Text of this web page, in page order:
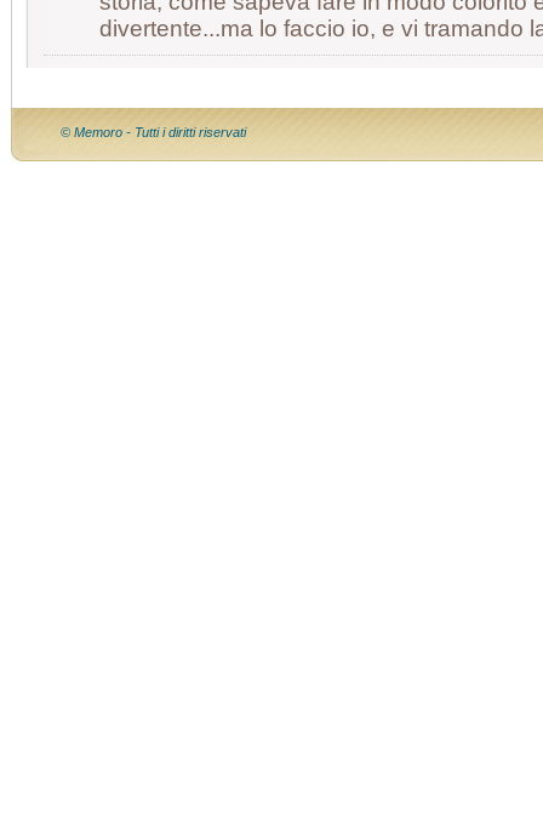
divertente...ma lo faccio io, e vi tramando
© Memoro - Tutti i diritti riservati